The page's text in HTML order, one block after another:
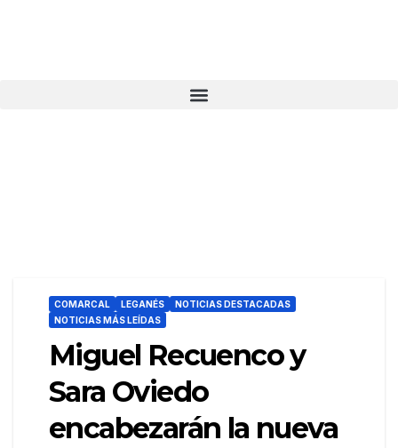
COMARCAL LEGANÉS
NOTICIAS DESTACADAS
NOTICIAS MÁS LEÍDAS
Miguel Recuenco y
Sara Oviedo
encabezarán la nueva